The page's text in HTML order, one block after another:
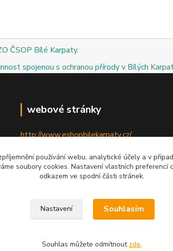
ČSOP Bílé Karpaty.
spojenou s ochranou přírody v Bílých
webové stránky
http://www.eshopbilekarpaty.cz/
http://csop.bilekarpaty.cz/
http://www.dumprirody.cz/bilekarpaty
používání webu, analytické účely a v
soubory cookies. Nastavení vlastních preferencí
odkazem ve spodní části stránek.
Nastavení Souhlasím
Souhlas můžete odmítnout zde.